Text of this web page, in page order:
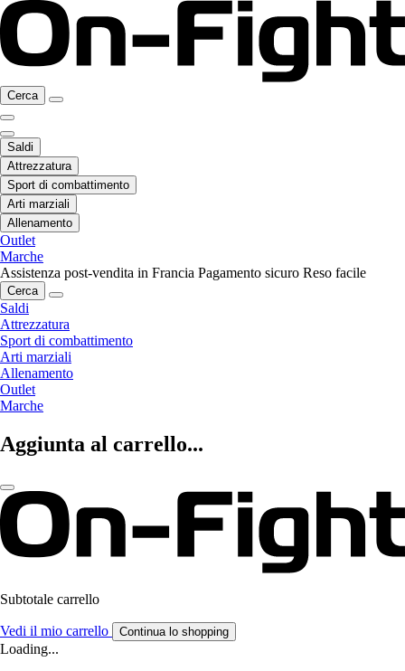
Cerca
Saldi
Attrezzatura
Sport di combattimento
Arti marziali
Allenamento
Outlet
Marche
Assistenza post-vendita in Francia Pagamento sicuro Reso facile
Cerca
Saldi
Attrezzatura
Sport di combattimento
Arti marziali
Allenamento
Outlet
Marche
Aggiunta al carrello...
Subtotale carrello
Vedi il mio carrello Continua lo shopping
Loading...